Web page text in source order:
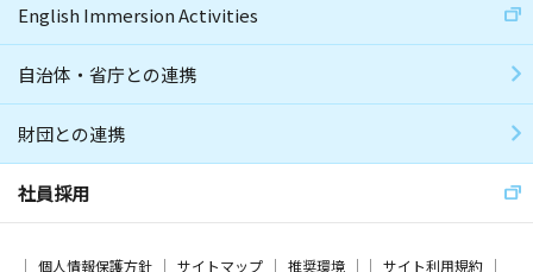
English Immersion Activities
自治体・省庁との連携
財団との連携
社員採用
個人情報保護方針 サイトマップ 推奨環境 サイト利用規約